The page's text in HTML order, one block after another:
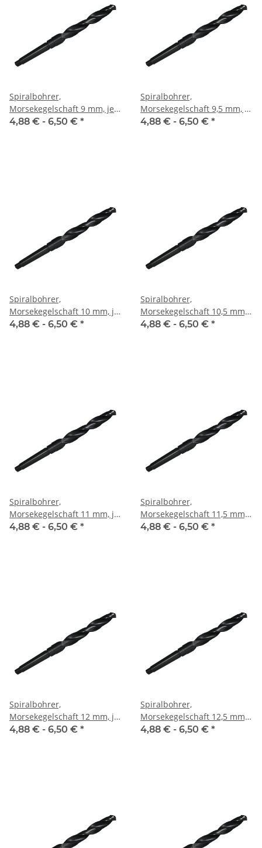
Spiralbohrer,
Morsekegelschaft 9 mm, je
Stk.
4,88 € - 6,50 € *
Spiralbohrer,
Morsekegelschaft 9,5 mm, je
Stk.
4,88 € - 6,50 € *
Spiralbohrer,
Morsekegelschaft 10 mm, je
Stk.
4,88 € - 6,50 € *
Spiralbohrer,
Morsekegelschaft 10,5 mm,
je Stk.
4,88 € - 6,50 € *
Spiralbohrer,
Morsekegelschaft 11 mm, je
Stk.
4,88 € - 6,50 € *
Spiralbohrer,
Morsekegelschaft 11,5 mm,
je Stk.
4,88 € - 6,50 € *
Spiralbohrer,
Morsekegelschaft 12 mm, je
Stk.
4,88 € - 6,50 € *
Spiralbohrer,
Morsekegelschaft 12,5 mm,
je Stk.
4,88 € - 6,50 € *